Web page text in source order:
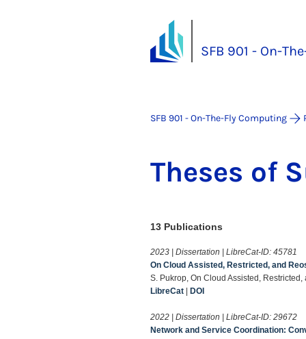
SFB 901 - On-
SFB 901 - On-The-Fly Computing
The­ses of